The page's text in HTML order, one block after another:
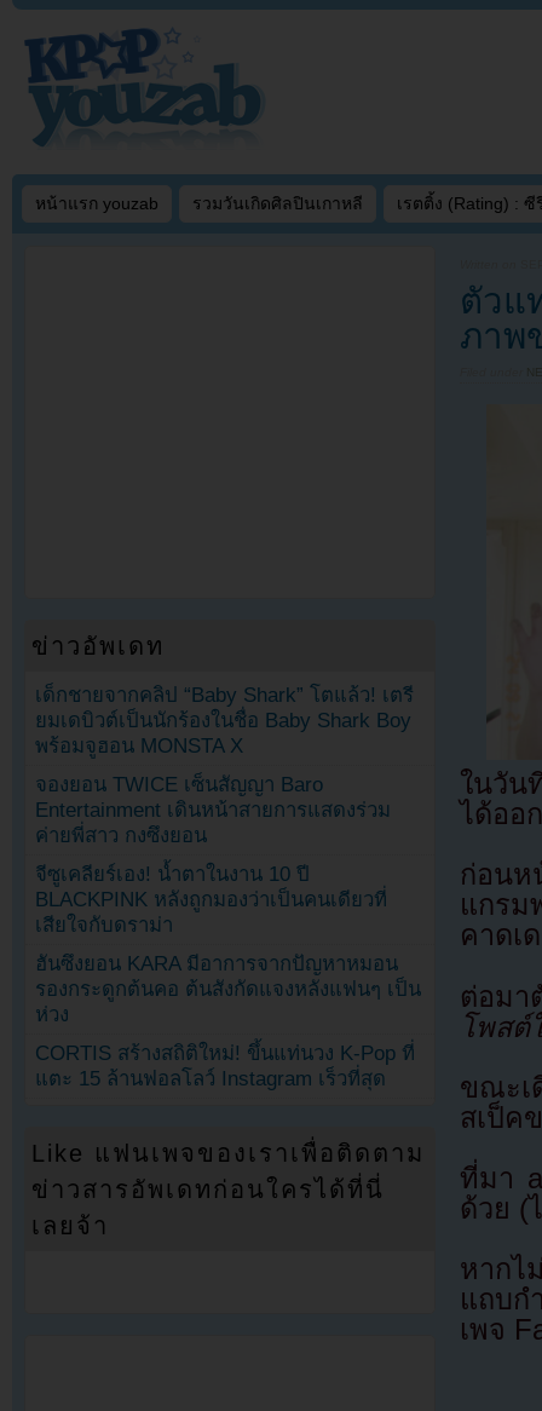
หน้าแรก youzab รวมวันเกิดศิลปินเกาหลี เรตติ้ง (Rating) : ซี
ตัวแ
ภาพ
ในวัน
ได้ออ
ก่อนห
แกร
คาดเ
ต่อม
โพสต์
ขณะเ
สเป็ค
ที่มา
ด้วย (
หากไ
แถบก
เพจ
ข่าวอัพเดท
เด็กชายจากคลิป “Baby Shark” โตแล้ว! เตรี
ยมเดบิวต์เป็นนักร้องในชื่อ Baby Shark Boy
พร้อมจูฮอน MONSTA X
จองยอน TWICE เซ็นสัญญา Baro
Entertainment เดินหน้าสายการแสดงร่วม
ค่ายพี่สาว กงซึงยอน
จีซูเคลียร์เอง! น้ำตาในงาน 10 ปี
BLACKPINK หลังถูกมองว่าเป็นคนเดียวที่
เสียใจกับดราม่า
ฮันซึงยอน KARA มีอาการจากปัญหาหมอน
รองกระดูกต้นคอ ต้นสังกัดแจงหลังแฟนๆ เป็น
ห่วง
CORTIS สร้างสถิติใหม่! ขึ้นแท่นวง K-Pop ที่
แตะ 15 ล้านฟอลโลว์ Instagram เร็วที่สุด
Like แฟนเพจของเราเพื่อติดตาม
ข่าวสารอัพเดทก่อนใครได้ที่นี่
เลยจ้า